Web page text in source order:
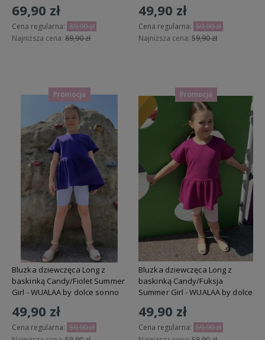
69,90 zł
Cena regularna: 89,90 zł
Najniższa cena: 89,90 zł
49,90 zł
Cena regularna: 59,90 zł
Najniższa cena: 59,90 zł
Bluzka dziewczęca Long z
baskinką Candy/Fiolet Summer
Girl - WUALAA by dolce sonno
49,90 zł
Cena regularna: 59,90 zł
Promocja
Bluzka dziewczęca Long z
baskinką Candy/Fuksja
Summer Girl - WUALAA by dolce
49,90 zł
Cena regularna: 59,90 zł
Promocja